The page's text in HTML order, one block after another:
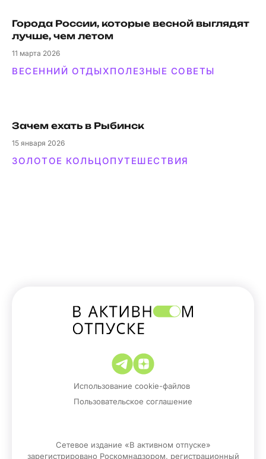
Города России, которые весной выглядят
лучше, чем летом
11 марта 2026
ВЕСЕННИЙ ОТДЫХПОЛЕЗНЫЕ СОВЕТЫ
Зачем ехать в Рыбинск
15 января 2026
ЗОЛОТОЕ КОЛЬЦОПУТЕШЕСТВИЯ
Использование cookie-файлов
Пользовательское соглашение
Сетевое издание «В активном отпуске»
зарегистрировано Роскомнадзором, регистрационный